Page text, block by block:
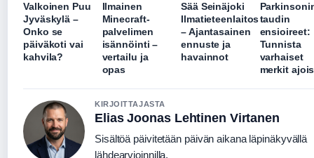
Valkoinen Puu
Jyväskylä –
Onko se
päiväkoti vai
kahvila?
Ilmainen
Minecraft-
palvelimen
isännöinti –
vertailu ja
opas
Sää Seinäjoki
Ilmatieteenlaitos
– Ajantasainen
ennuste ja
havainnot
taudin
ensioireet:
Tunnista
varhaiset
merkit
KIRJOITTAJASTA
Elias Joonas Lehtinen Virtanen
Sisältöä päivitetään päivän aikana läpinäkyvällä
lähdearvioinnilla.